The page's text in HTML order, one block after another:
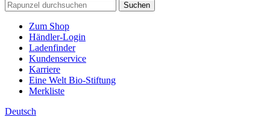
Suchen
Zum Shop
Händler-Login
Ladenfinder
Kundenservice
Karriere
Eine Welt Bio-Stiftung
Merkliste
Deutsch